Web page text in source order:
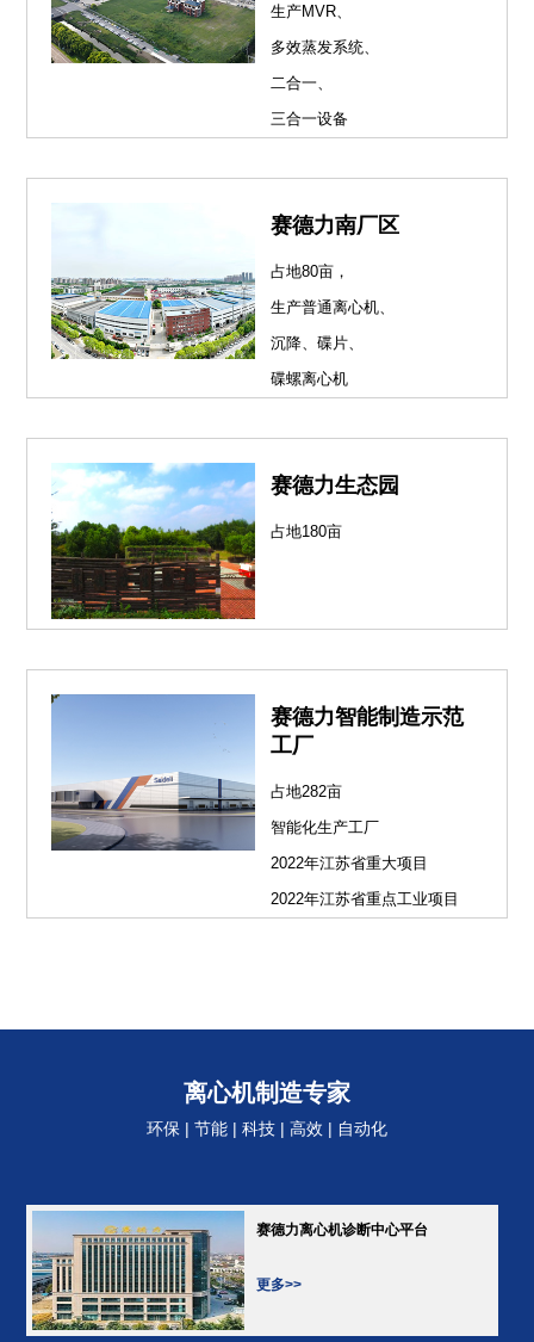
生产MVR、
多效蒸发系统、
二合一、
三合一设备
赛德力南厂区
占地80亩，
生产普通离心机、
沉降、碟片、
碟螺离心机
赛德力生态园
占地180亩
赛德力智能制造示范
工厂
占地282亩
智能化生产工厂
2022年江苏省重大项目
2022年江苏省重点工业项目
离心机制造专家
环保 | 节能 | 科技 | 高效 | 自动化
赛德力离心机诊断中心平台
更多>>